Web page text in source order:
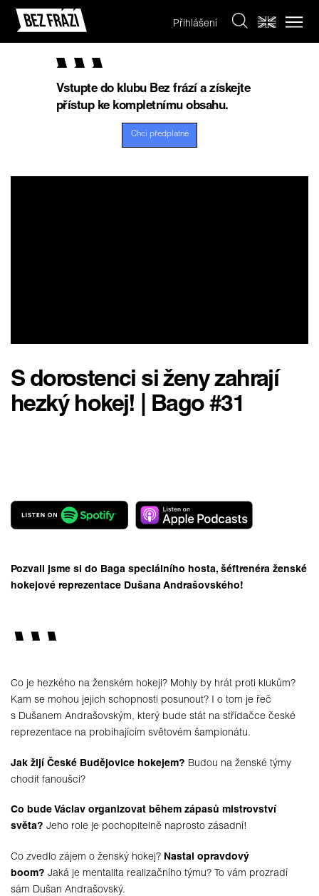
Přihlášení
Vstupte do klubu Bez frází a získejte
přístup ke kompletnímu obsahu.
Chci předplatné
S dorostenci si ženy zahrají
hezký hokej! | Bago #31
Pozvali jsme si do Baga speciálního hosta, šéftrenéra ženské
hokejové reprezentace Dušana Andrašovského!
Co je hezkého na ženském hokeji? Mohly by hrát proti klukům?
Kam se mohou jejich schopnosti posunout? I o tom je řeč
s Dušanem Andrašovským, který bude stát na střídačce české
reprezentace na probíhajícím světovém šampionátu.
Jak žijí České Budějovice hokejem? Budou na ženské týmy
chodit fanoušci?
Co bude Václav organizovat během zápasů mistrovství
světa? Jeho role je pochopitelně naprosto zásadní!
Co zvedlo zájem o ženský hokej? Nastal opravdový
boom? Jaká je mentalita realizačního týmu? To vám prozradí
sám Dušan Andrašovský.